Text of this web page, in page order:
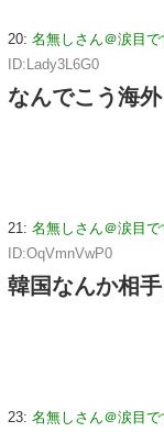
20: 名無しさん＠涙目
ID:Lady3L6G0
なんでこう海
21: 名無しさん＠涙目で
ID:OqVmnVwP0
韓国なんか相
23: 名無しさん＠涙目で